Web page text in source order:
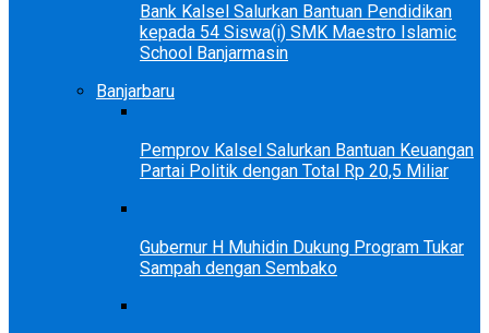
Bank Kalsel Salurkan Bantuan Pendidikan
kepada 54 Siswa(i) SMK Maestro Islamic
School Banjarmasin
Banjarbaru
Pemprov Kalsel Salurkan Bantuan Keuangan
Partai Politik dengan Total Rp 20,5 Miliar
Gubernur H Muhidin Dukung Program Tukar
Sampah dengan Sembako